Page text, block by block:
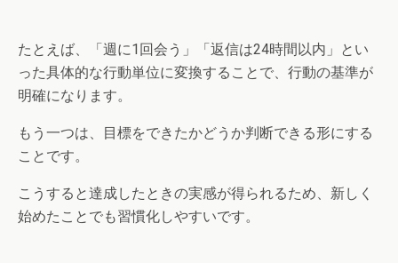
たとえば、「週に1回会う」「返信は24時間以内」とい
った具体的な行動単位に変換することで、行動の基準が
明確になります。
もう一つは、目標をできたかどうか判断できる形にする
ことです。
こうすると達成したときの実感が得られるため、新しく
始めたことでも習慣化しやすいです。